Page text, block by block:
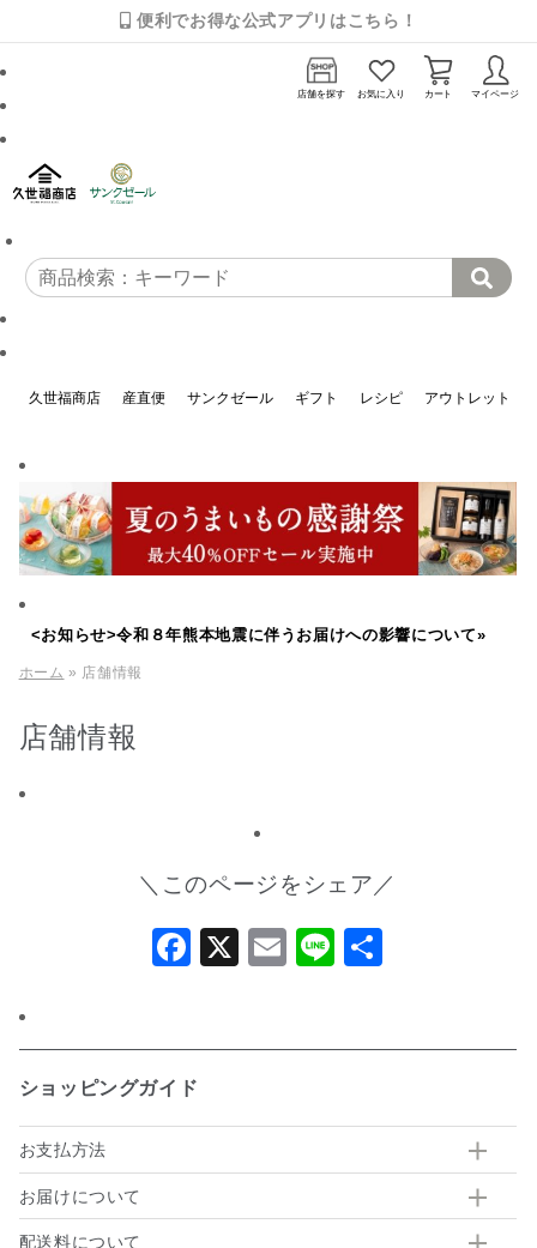
便利でお得な公式アプリはこちら！
店舗を探す お気に入り カート マイページ
久世福商店 産直便 サンクゼール ギフト レシピ アウトレット
<お知らせ>令和８年熊本地震に伴うお届けへの影響について»
ホーム » 店舗情報
店舗情報
＼このページをシェア／
Facebook
X Email
Line
ショッピングガイド
お支払方法
お届けについて
配送料について